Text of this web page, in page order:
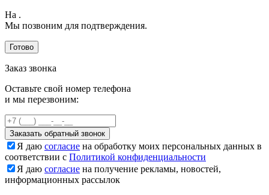
На .
Мы позвоним для подтверждения.
Готово
Заказ звонка
Оставьте свой номер телефона
и мы перезвоним:
Заказать обратный звонок
Я даю согласие на обработку моих персональных данных в
соответствии с Политикой конфиденциальности
Я даю согласие на получение рекламы, новостей,
информационных рассылок